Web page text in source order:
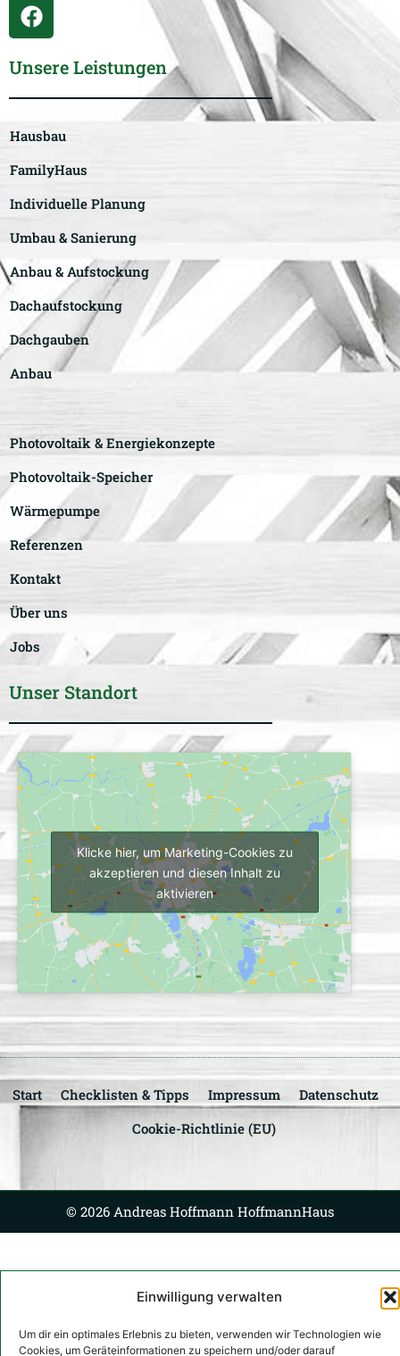
Einwilligung verwalten
Um dir ein optimales Erlebnis zu bieten, verwenden wir Technologien wie
Cookies, um Geräteinformationen zu speichern und/oder darauf
Unsere Leistungen
Hausbau
FamilyHaus
Individuelle Planung
Umbau & Sanierung
Anbau & Aufstockung
Dachaufstockung
Dachgauben
Anbau
Photovoltaik & Energiekonzepte
Photovoltaik-Speicher
Wärmepumpe
Referenzen
Kontakt
Über uns
Jobs
Unser Standort
Klicke hier, um Marketing-Cookies zu
akzeptieren und diesen Inhalt zu
aktivieren
Start Checklisten & Tipps Impressum
Datenschutz
Cookie-Richtlinie (EU)
© 2026 Andreas Hoffmann HoffmannHaus